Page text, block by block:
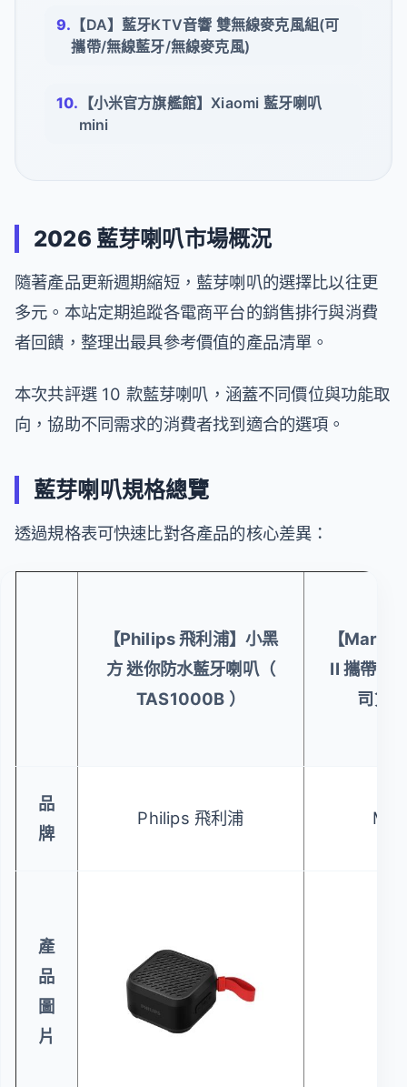
【DA】藍牙KTV音響 雙無線麥克風組(可
攜帶/無線藍牙/無線麥克風)
【小米官方旗艦館】Xiaomi 藍牙喇叭
mini
2026 藍芽喇叭市場概況
隨著產品更新週期縮短，藍芽喇叭的選擇比以往更
多元。本站定期追蹤各電商平台的銷售排行與消費
者回饋，整理出最具參考價值的產品清單。
本次共評選 10 款藍芽喇叭，涵蓋不同價位與功能取
向，協助不同需求的消費者找到適合的選項。
藍芽喇叭規格總覽
透過規格表可快速比對各產品的核心差異：
【Philips 飛利浦】小黑
方 迷你防水藍牙喇叭（
TAS1000B ）
【
II 攜帶式
司貨(
品
牌
Philips 飛利浦
產
品
圖
片